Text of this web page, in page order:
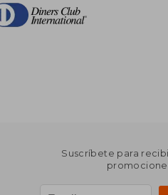
Suscríbete para